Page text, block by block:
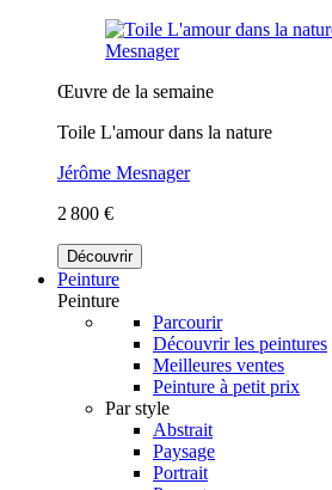
Œuvre de la semaine
Toile L'amour dans la nature
Jérôme Mesnager
2 800 €
Découvrir
Peinture
Peinture
Parcourir
Découvrir les peintures
Meilleures ventes
Peinture à petit prix
Par style
Abstrait
Paysage
Portrait